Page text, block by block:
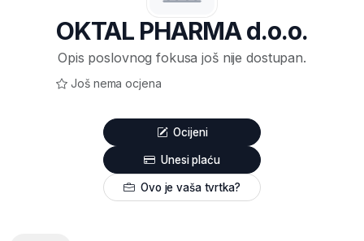
OKTAL PHARMA d.o.o.
Opis poslovnog fokusa još nije dostupan.
Još nema ocjena
Ocijeni
Unesi plaću
Ovo je vaša tvrtka?